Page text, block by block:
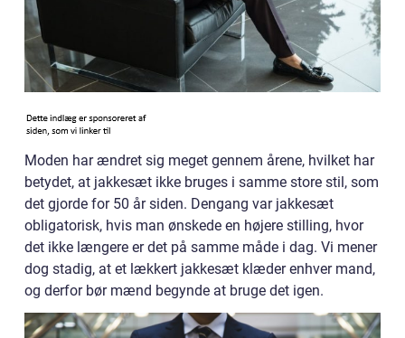
Moden har ændret sig meget gennem årene, hvilket har
betydet, at jakkesæt ikke bruges i samme store stil, som
det gjorde for 50 år siden. Dengang var jakkesæt
obligatorisk, hvis man ønskede en højere stilling, hvor
det ikke længere er det på samme måde i dag. Vi mener
dog stadig, at et lækkert jakkesæt klæder enhver mand,
og derfor bør mænd begynde at bruge det igen.